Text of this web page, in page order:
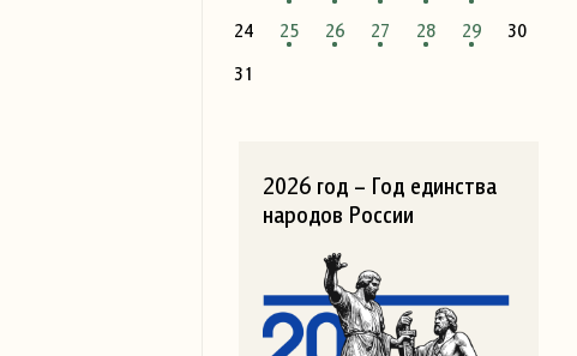
24
25 26 27 28 29
30
31
2026 год – Год единства
народов России